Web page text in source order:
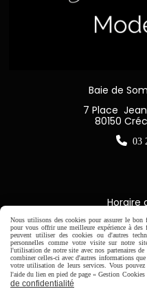
Baie de
7 Place
80150
 03
Horaire
Du Mardi
9H00 -
Nous utilisons des cookies pour assurer le bon
pour vous offrir une meilleure expérience à
peuvent utiliser des cookies ou d'autres
personnelles comme votre visite sur notre
l'utilisation de notre site avec nos partenaires
combiner celles-ci avec d'autres informations
votre utilisation de leurs services. Vous
l'aide du lien en pied de page « Gestion
de confidentialité